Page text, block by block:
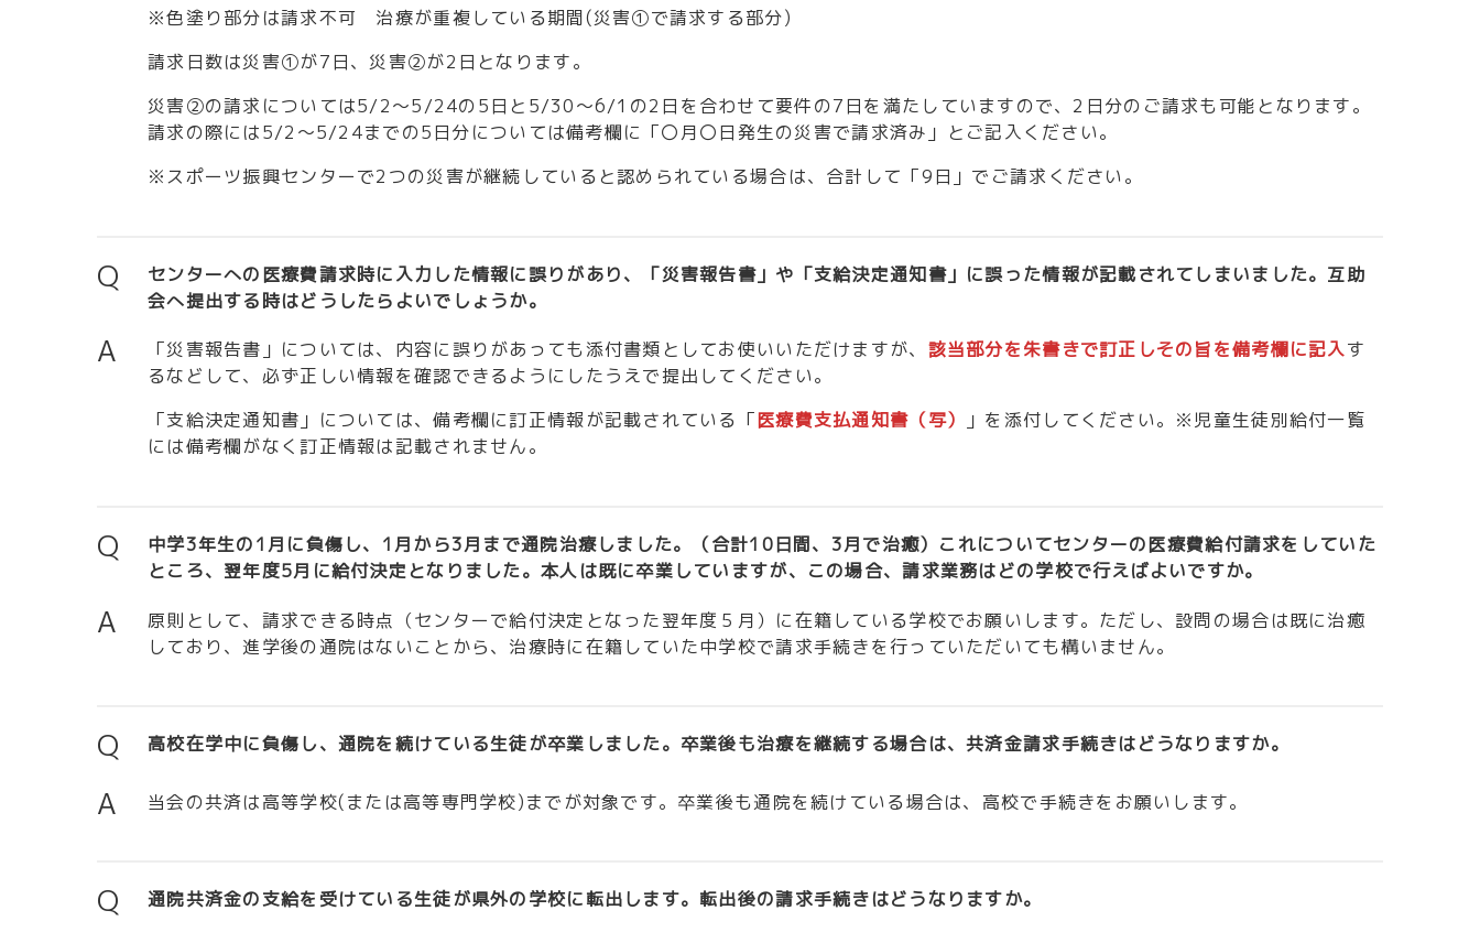
※色塗り部分は請求不可 治療が重複している期間(災害①で請求する部分)
請求日数は災害①が7日、災害②が2日となります。
災害②の請求については5/2～5/24の5日と5/30～6/1の2日を合わせて要件の7日を満たしていますので、2日分のご請求も可能となります。
請求の際には5/2～5/24までの5日分については備考欄に「〇月〇日発生の災害で請求済み」とご記入ください。
※スポーツ振興センターで2つの災害が継続していると認められている場合は、合計して「9日」でご請求ください。
Q
センターへの医療費請求時に入力した情報に誤りがあり、「災害報告書」や「支給決定通知書」に誤った情報が記載されてしまいました。互助
会へ提出する時はどうしたらよいでしょうか。
A 「災害報告書」については、内容に誤りがあっても添付書類としてお使いいただけますが、 該当部分を朱書きで訂正 しその旨を備考欄に記入す
るなどして、必ず正しい情報を確認できるようにしたうえで提出してください。
「支給決定通知書」については、備考欄に訂正情報が記載されている「医療費支払通知書（写）
」を添付してください。※児童生徒別給付一覧
には備考欄がなく訂正情報は記載されません。
Q
中学3年生の1月に負傷し、1月から3月まで通院治療しました。（合計10日間、3月で治癒）これについてセンターの医療費給付請求をしていた
ところ、翌年度5月に給付決定となりました。本人は既に卒業していますが、この場合、請求業務はどの学校で行えばよいですか。
A
原則として、請求できる時点（センターで給付決定となった翌年度５月）に在籍している学校でお願いします。ただし、設問の場合は既に治癒
しており、進学後の通院はないことから、治療時に在籍していた中学校で請求手続きを行っていただいても構いません。
Q 高校在学中に負傷し、通院を続けている生徒が卒業しました。卒業後も治療を継続する場合は、共済金請求手続きはどうなりますか。
A 当会の共済は高等学校(または高等専門学校)までが対象です。卒業後も通院を続けている場合は、高校で手続きをお願いします。
Q 通院共済金の支給を受けている生徒が県外の学校に転出します。転出後の請求手続きはどうなりますか。